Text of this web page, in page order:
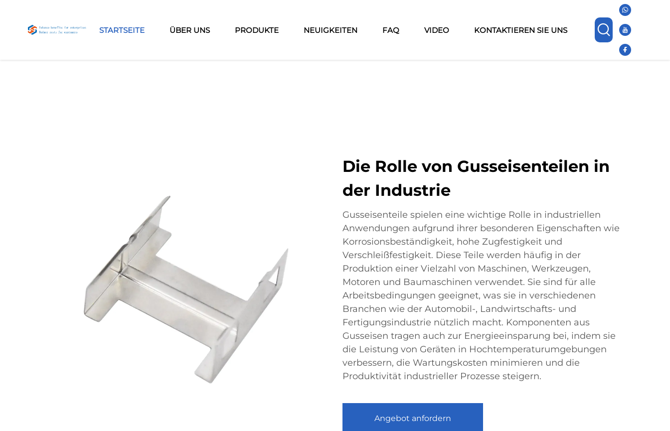
STARTSEITE ÜBER UNS PRODUKTE NEUIGKEITEN FAQ VIDEO KONTAKTIEREN SIE UNS
Die Rolle von Gusseisenteilen in
der Industrie
Gusseisenteile spielen eine wichtige Rolle in industriellen
Anwendungen aufgrund ihrer besonderen Eigenschaften wie
Korrosionsbeständigkeit, hohe Zugfestigkeit und
Verschleißfestigkeit. Diese Teile werden häufig in der
Produktion einer Vielzahl von Maschinen, Werkzeugen,
Motoren und Baumaschinen verwendet. Sie sind für alle
Arbeitsbedingungen geeignet, was sie in verschiedenen
Branchen wie der Automobil-, Landwirtschafts- und
Fertigungsindustrie nützlich macht. Komponenten aus
Gusseisen tragen auch zur Energieeinsparung bei, indem sie
die Leistung von Geräten in Hochtemperaturumgebungen
verbessern, die Wartungskosten minimieren und die
Produktivität industrieller Prozesse steigern.
Angebot anfordern